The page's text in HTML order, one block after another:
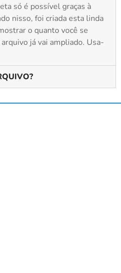
só é possível graças à
nisso, foi criada esta linda
o quanto você se
já vai ampliado. Usa-